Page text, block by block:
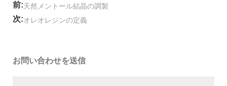
前:天然メントール結晶の調製
次:オレオレジンの定義
お問い合わせを送信